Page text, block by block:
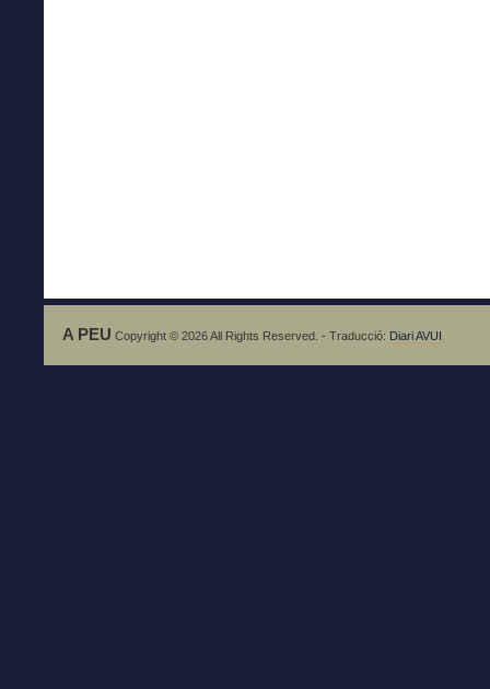
A PEU Copyright © 2026 All Rights Reserved. - Traducció: Diari AVUI